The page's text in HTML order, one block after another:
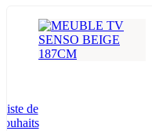
de